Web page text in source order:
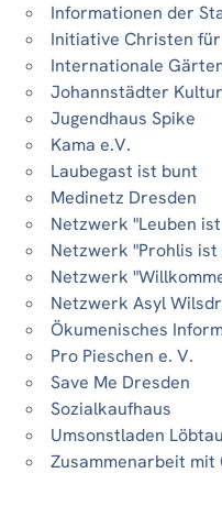
Informationen der
Initiative Christen für
Internationale
Johannstädter
Jugendhaus Spike
Kama e.V.
Laubegast ist bunt
Medinetz Dresden
Netzwerk "Leuben
Netzwerk "Prohlis ist
Netzwerk
Netzwerk Asyl
Ökumenisches
Pro Pieschen e. V.
Save Me Dresden
Sozialkaufhaus
Umsonstladen Löbtau
Zusammenarbeit mit